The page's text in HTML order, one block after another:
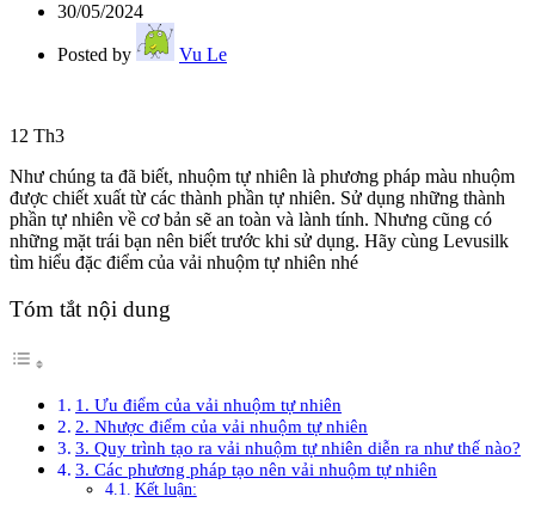
30/05/2024
Posted by Vu Le
12 Th3
Như chúng ta đã biết, nhuộm tự nhiên là phương pháp màu nhuộm
được chiết xuất từ các thành phần tự nhiên. Sử dụng những thành
phần tự nhiên về cơ bản sẽ an toàn và lành tính. Nhưng cũng có
những mặt trái bạn nên biết trước khi sử dụng. Hãy cùng Levusilk
tìm hiểu đặc điểm của vải nhuộm tự nhiên nhé
Tóm tắt nội dung
1. Ưu điểm của vải nhuộm tự nhiên
2. Nhược điểm của vải nhuộm tự nhiên
3. Quy trình tạo ra vải nhuộm tự nhiên diễn ra như thế nào?
3. Các phương pháp tạo nên vải nhuộm tự nhiên
Kết luận: